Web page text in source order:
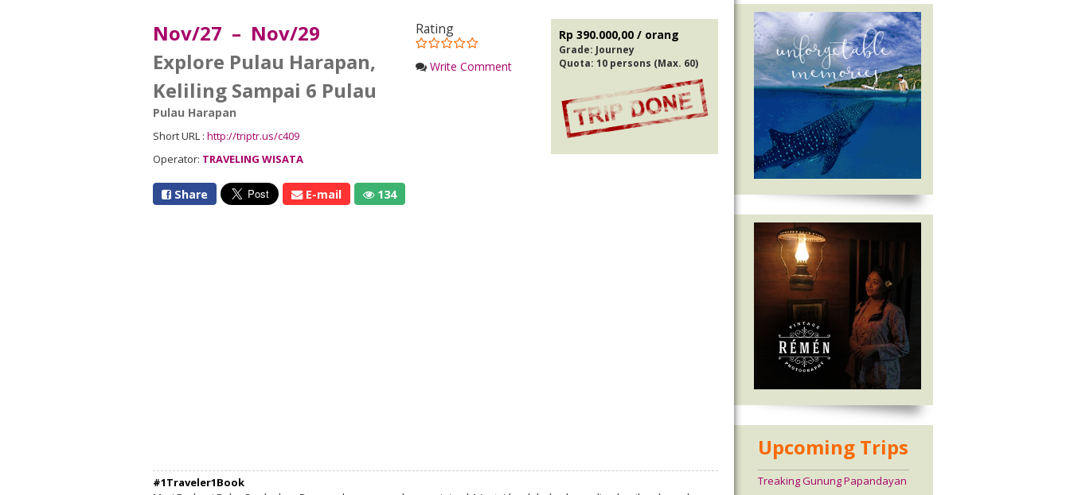
Rating
Write Comment
Nov/27 – Nov/29
Explore Pulau Harapan,
Keliling Sampai 6 Pulau
Pulau Harapan
Short URL : http://triptr.us/c409
Operator: TRAVELING WISATA
Rp 390.000,00 / orang
Grade: Journey
Quota: 10 persons (Max. 60)
Share E-mail 134
#1Traveler1Book
Upcoming Trips
Treaking Gunung Papandayan